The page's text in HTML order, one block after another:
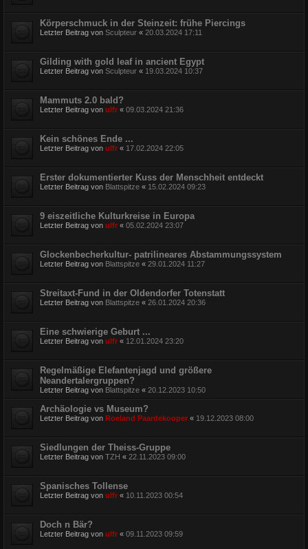
Körperschmuck in der Steinzeit: frühe Piercings
Letzter Beitrag von Sculpteur « 20.03.2024 17:11
Gilding with gold leaf in ancient Egypt
Letzter Beitrag von Sculpteur « 19.03.2024 10:37
Mammuts 2.0 bald?
Letzter Beitrag von ulfr « 09.03.2024 21:36
Kein schönes Ende ...
Letzter Beitrag von ulfr « 17.02.2024 22:05
Erster dokumentierter Kuss der Menschheit entdeckt
Letzter Beitrag von Blattspitze « 15.02.2024 09:23
9 eiszeitliche Kulturkreise in Europa
Letzter Beitrag von ulfr « 05.02.2024 23:07
Glockenbecherkultur- patrilineares Abstammungssystem
Letzter Beitrag von Blattspitze « 29.01.2024 11:27
Streitaxt-Fund in der Oldendorfer Totenstatt
Letzter Beitrag von Blattspitze « 26.01.2024 20:36
Eine schwierige Geburt ...
Letzter Beitrag von ulfr « 12.01.2024 23:20
Regelmäßige Elefantenjagd und größere
Neandertalergruppen?
Letzter Beitrag von Blattspitze « 20.12.2023 10:50
Archäologie vs Museum?
Letzter Beitrag von Roeland Paardekooper « 19.12.2023 08:00
Siedlungen der Theiss-Gruppe
Letzter Beitrag von TZH « 22.11.2023 09:00
Spanisches Tollense
Letzter Beitrag von ulfr « 10.11.2023 00:54
Doch n Bär?
Letzter Beitrag von ulfr « 09.11.2023 09:59